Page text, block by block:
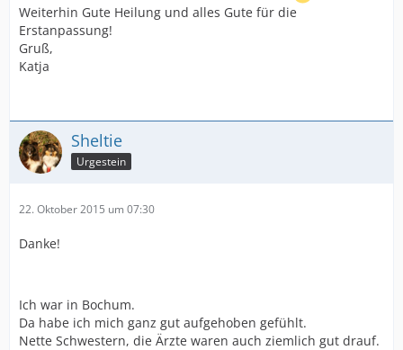
Weiterhin Gute Heilung und alles Gute für die
Erstanpassung!
Gruß,
Katja
Sheltie
Urgestein
22. Oktober 2015 um 07:30
Danke!
Ich war in Bochum.
Da habe ich mich ganz gut aufgehoben gefühlt.
Nette Schwestern, die Ärzte waren auch ziemlich gut drauf.